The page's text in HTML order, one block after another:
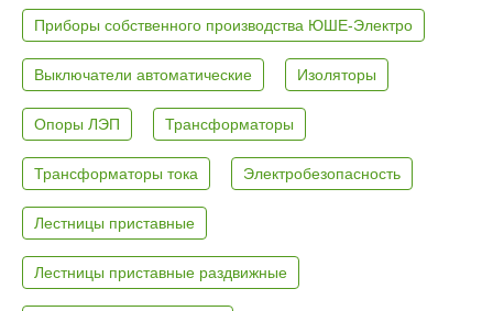
Приборы собственного производства ЮШЕ-Электро
Выключатели автоматические Изоляторы
Опоры ЛЭП Трансформаторы
Трансформаторы тока Электробезопасность
Лестницы приставные
Лестницы приставные раздвижные